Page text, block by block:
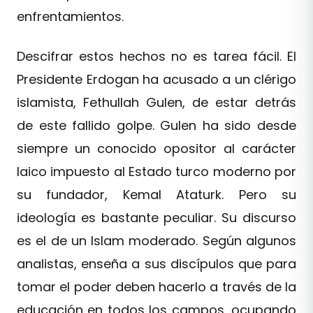
enfrentamientos.
Descifrar estos hechos no es tarea fácil. El
Presidente Erdogan ha acusado a un clérigo
islamista, Fethullah Gulen, de estar detrás
de este fallido golpe. Gulen ha sido desde
siempre un conocido opositor al carácter
laico impuesto al Estado turco moderno por
su fundador, Kemal Ataturk. Pero su
ideología es bastante peculiar. Su discurso
es el de un Islam moderado. Según algunos
analistas, enseña a sus discípulos que para
tomar el poder deben hacerlo a través de la